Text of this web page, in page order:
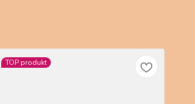
TOP produkt